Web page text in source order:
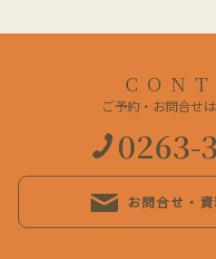
ご予約・お問合せ
0263-
お問合せ・